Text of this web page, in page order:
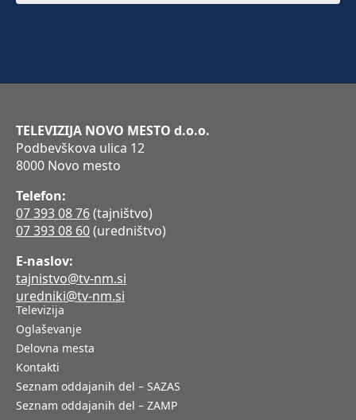
TELEVIZIJA NOVO MESTO d.o.o.
Podbevškova ulica 12
8000 Novo mesto
Telefon:
07 393 08 76(tajništvo)
07 393 08 60(uredništvo)
E-naslov:
tajnistvo@tv-nm.si
uredniki@tv-nm.si
Televizija
Oglaševanje
Delovna mesta
Kontakti
Seznam oddajanih del – SAZAS
Seznam oddajanih del – ZAMP